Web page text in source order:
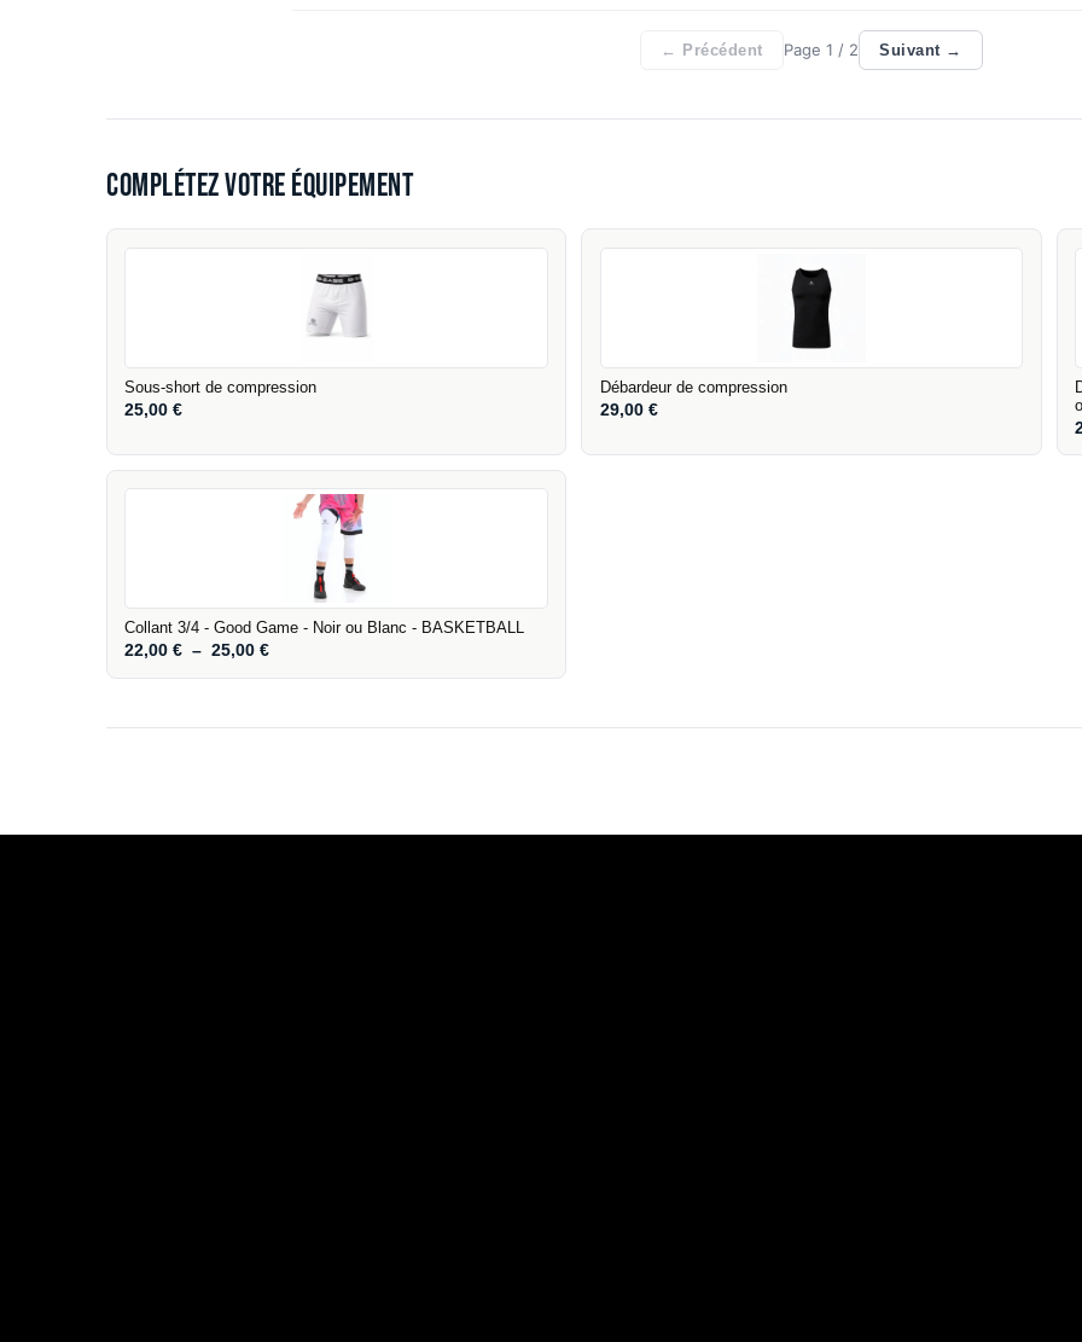
← Précédent Page1 / 2 Suivant →
Complétez votre équipement
Sous-short de compression
25,00€
Débardeur de compression
29,00 €
Collant 3/4 - Good Game - Noir ou Blanc - BASKETBALL
22,00€ – 25,00€